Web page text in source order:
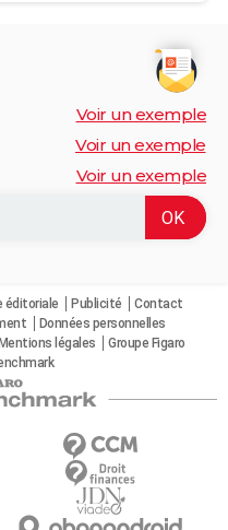
Voir un exemple
Voir un exemple
Voir un exemple
éditoriale Publicité
Contact
Données personnelles
Mentions légales
Groupe Figaro